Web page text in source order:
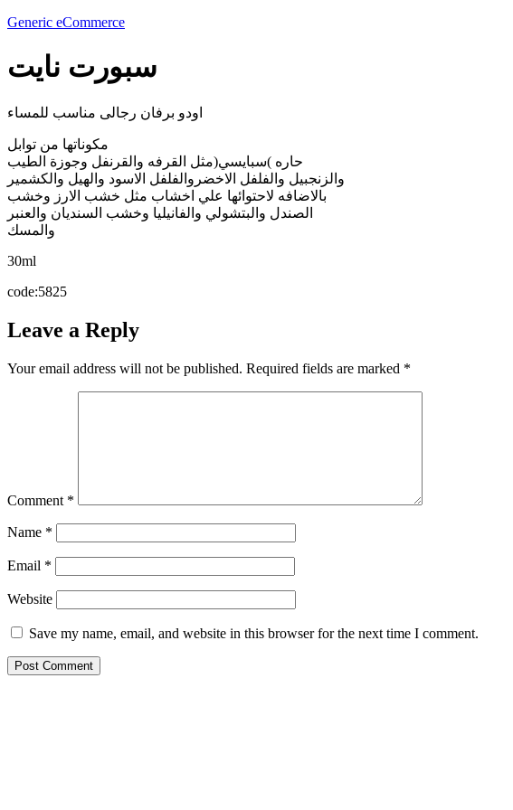
Generic eCommerce
سبورت نايت
اودو برفان رجالى مناسب للمساء
مكوناتها من توابل
حاره )سبايسي(مثل القرفه والقرنفل وجوزة الطيب
والزنجبيل والفلفل الاخضروالفلفل الاسود والهيل والكشمير
بالاضافه لاحتوائها علي اخشاب مثل خشب الارز وخشب
الصندل والبتشولي والفانيليا وخشب السنديان والعنبر
والمسك
30ml
code:5825
Leave a Reply
Your email address will not be published. Required fields are marked *
Comment *
Name *
Email *
Website
Save my name, email, and website in this browser for the next time I comment.